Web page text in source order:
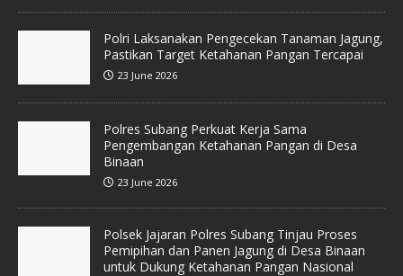
Polri Laksanakan Pengecekan Tanaman Jagung,
Pastikan Target Ketahanan Pangan Tercapai
23 June 2026
Polres Subang Perkuat Kerja Sama
Pengembangan Ketahanan Pangan di Desa
Binaan
23 June 2026
Polsek Jajaran Polres Subang Tinjau Proses
Pemipihan dan Panen Jagung di Desa Binaan
untuk Dukung Ketahanan Pangan Nasional